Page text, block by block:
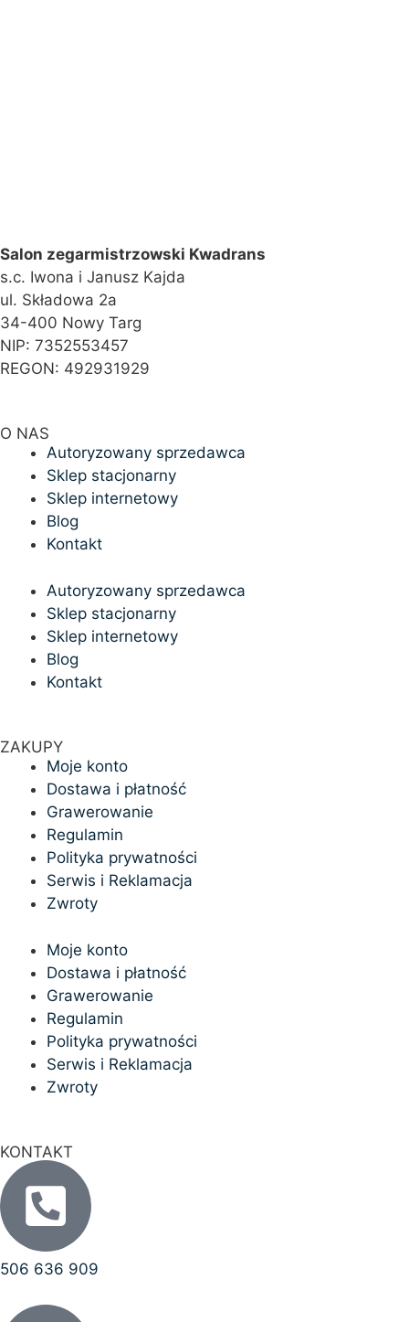
Salon zegarmistrzowski Kwadrans
s.c. Iwona i Janusz Kajda
ul. Składowa 2a
34-400 Nowy Targ
NIP: 7352553457
REGON: 492931929
O NAS
Autoryzowany sprzedawca
Sklep stacjonarny
Sklep internetowy
Blog
Kontakt
Autoryzowany sprzedawca
Sklep stacjonarny
Sklep internetowy
Blog
Kontakt
ZAKUPY
Moje konto
Dostawa i płatność
Grawerowanie
Regulamin
Polityka prywatności
Serwis i Reklamacja
Zwroty
Moje konto
Dostawa i płatność
Grawerowanie
Regulamin
Polityka prywatności
Serwis i Reklamacja
Zwroty
KONTAKT
506 636 909